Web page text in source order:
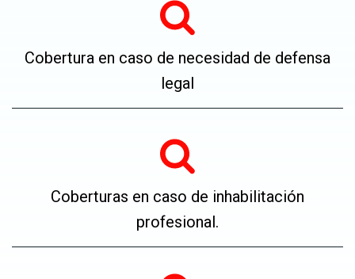
Cobertura en caso de necesidad de defensa
legal
Coberturas en caso de inhabilitación
profesional.